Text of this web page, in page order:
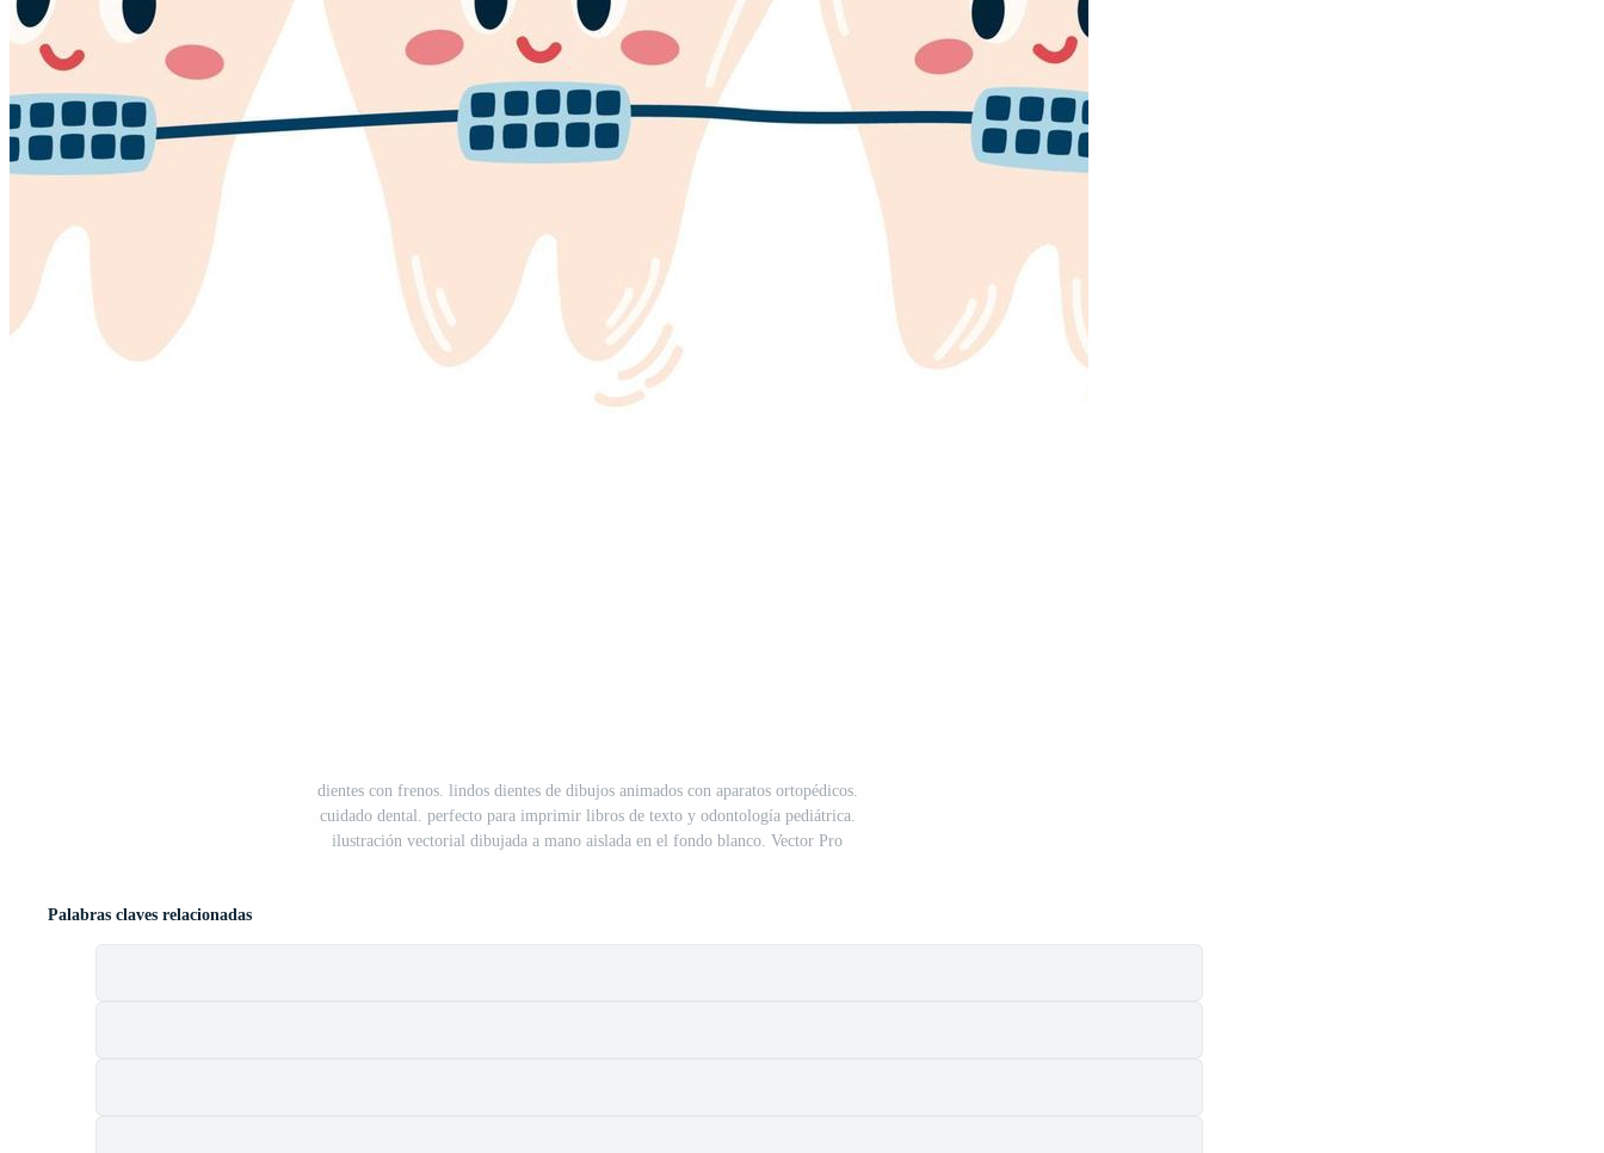
dientes con frenos. lindos dientes de dibujos animados con aparatos ortopédicos.
cuidado dental. perfecto para imprimir libros de texto y odontología pediátrica.
ilustración vectorial dibujada a mano aislada en el fondo blanco. Vector Pro
Palabras claves relacionadas